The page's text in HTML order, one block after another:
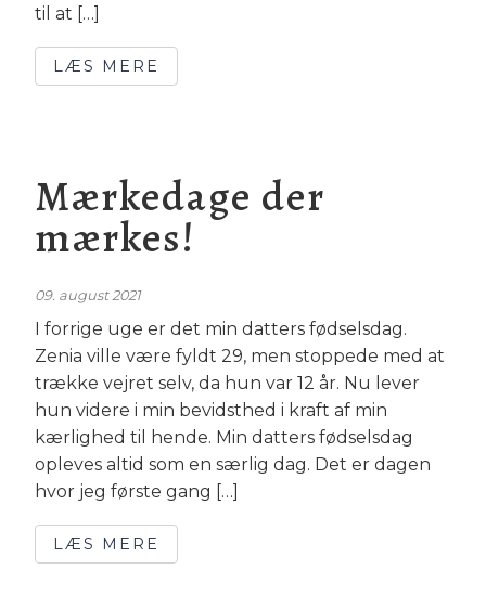
til at […]
LÆS MERE
Mærkedage der
mærkes!
09. august 2021
I forrige uge er det min datters fødselsdag.
Zenia ville være fyldt 29, men stoppede med at
trække vejret selv, da hun var 12 år. Nu lever
hun videre i min bevidsthed i kraft af min
kærlighed til hende. Min datters fødselsdag
opleves altid som en særlig dag. Det er dagen
hvor jeg første gang […]
LÆS MERE